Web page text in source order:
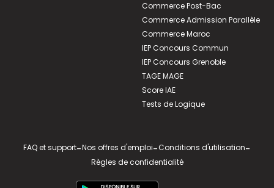
Commerce Post-Bac
Commerce Admission Parallèle
Commerce Maroc
IEP Concours Commun
IEP Concours Grenoble
TAGE MAGE
Score IAE
Tests de Logique
FAQ et support-Nos offres d'emploi-Conditions d'utilisation-
Règles de confidentialité